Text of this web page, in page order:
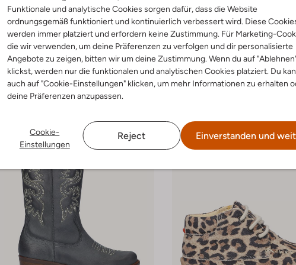
Funktionale und analytische Cookies sorgen dafür, dass die Website
ordnungsgemäß funktioniert und kontinuierlich verbessert wird. Diese
werden immer platziert und erfordern keine Zustimmung. Für Marketing-
die wir verwenden, um deine Präferenzen zu verfolgen und dir personalisierte
Angebote zu zeigen, bitten wir um deine Zustimmung. Wenn du auf
klickst, werden nur die funktionalen und analytischen Cookies platziert. Du
auch auf "Cookie-Einstellungen" klicken, um mehr Informationen zu erhalten
deine Präferenzen anzupassen.
Cookie-
Einstellungen
Reject Einverstanden und
Koel4kids
Sneaker High
€ 49,99
Koel4kids
Chelsea Boots
€ 89,95
€ 53,99